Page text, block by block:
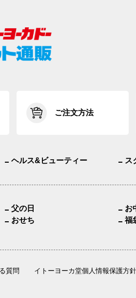
ご注文方法
ヘルス&ビューティー ス
父の日
お
おせち
福
質問 イトーヨーカ堂個人情報保護方針